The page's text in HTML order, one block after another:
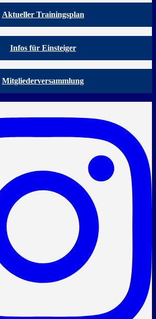
Aktueller Trainingsplan
Infos für Einsteiger
Mitgliederversammlung